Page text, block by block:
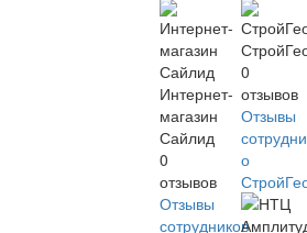
Интернет-
магазин
Сайлид
0
отзывов
Отзывы
сотрудников
0
отзывов
Отзывы
о